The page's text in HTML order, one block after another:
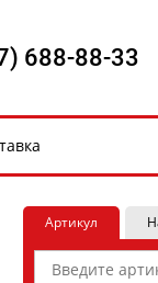
688-88-33
Артикул